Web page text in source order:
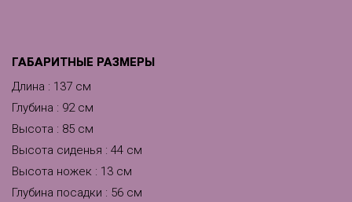
ГАБАРИТНЫЕ РАЗМЕРЫ
Длина : 137 см
Глубина : 92 см
Высота : 85 см
Высота сиденья : 44 см
Высота ножек : 13 см
Глубина посадки : 56 см